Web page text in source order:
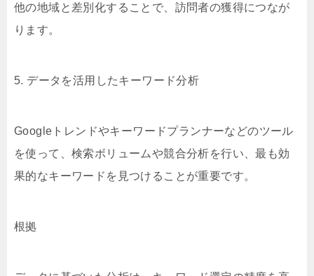
他の地域と差別化することで、訪問者の獲得につなが
ります。
5. データを活用したキーワード分析
Googleトレンドやキーワードプランナーなどのツール
を使って、検索ボリュームや競合分析を行い、最も効
果的なキーワードを見つけることが重要です。
根拠